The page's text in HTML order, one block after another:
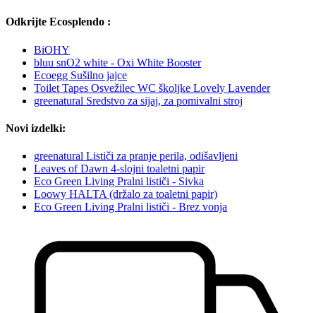
Odkrijte Ecosplendo :
BiOHY
bluu snO2 white - Oxi White Booster
Ecoegg Sušilno jajce
Toilet Tapes Osvežilec WC školjke Lovely Lavender
greenatural Sredstvo za sijaj, za pomivalni stroj
Novi izdelki:
greenatural Lističi za pranje perila, odišavljeni
Leaves of Dawn 4-slojni toaletni papir
Eco Green Living Pralni lističi - Sivka
Loowy HALTA (držalo za toaletni papir)
Eco Green Living Pralni lističi - Brez vonja